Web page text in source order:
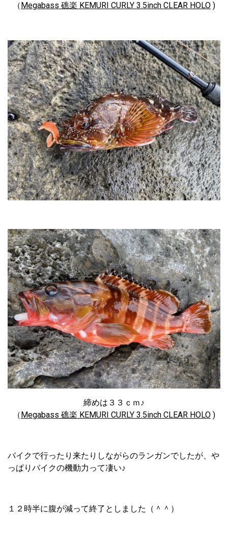
（ Megabass 礁楽 KEMURI CURLY 3.5inch CLEAR HOLO )
締めは３３ｃｍ♪
（Megabass 礁楽 KEMURI CURLY 3.5inch CLEAR HOLO )
バイクで行ったり来たりしながらのランガンでしたが、や
っぱりバイクの機動力って凄い♪
１２時半に腹が減って終了としました（＾＾）